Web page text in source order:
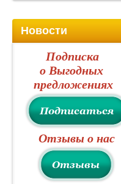
Новости
Подписка
о Выгодных
предложениях
Отзывы о нас